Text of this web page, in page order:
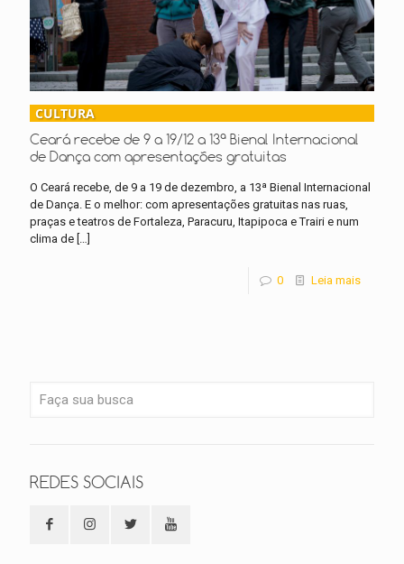
CULTURA
Ceará recebe de 9 a 19/12 a 13ª Bienal Internacional
de Dança com apresentações gratuitas
O Ceará recebe, de 9 a 19 de dezembro, a 13ª Bienal Internacional
de Dança. E o melhor: com apresentações gratuitas nas ruas,
praças e teatros de Fortaleza, Paracuru, Itapipoca e Trairi e num
clima de […]
0 Leia mais
REDES SOCIAIS